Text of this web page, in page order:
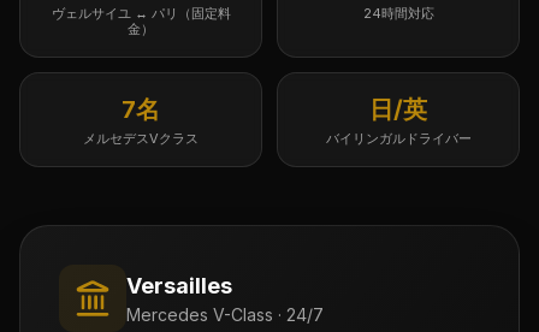
ヴェルサイユ ↔ パリ（固定料
金）
24時間対応
7名
メルセデスVクラス
日/英
バイリンガルドライバー
Versailles
Mercedes V-Class · 24/7